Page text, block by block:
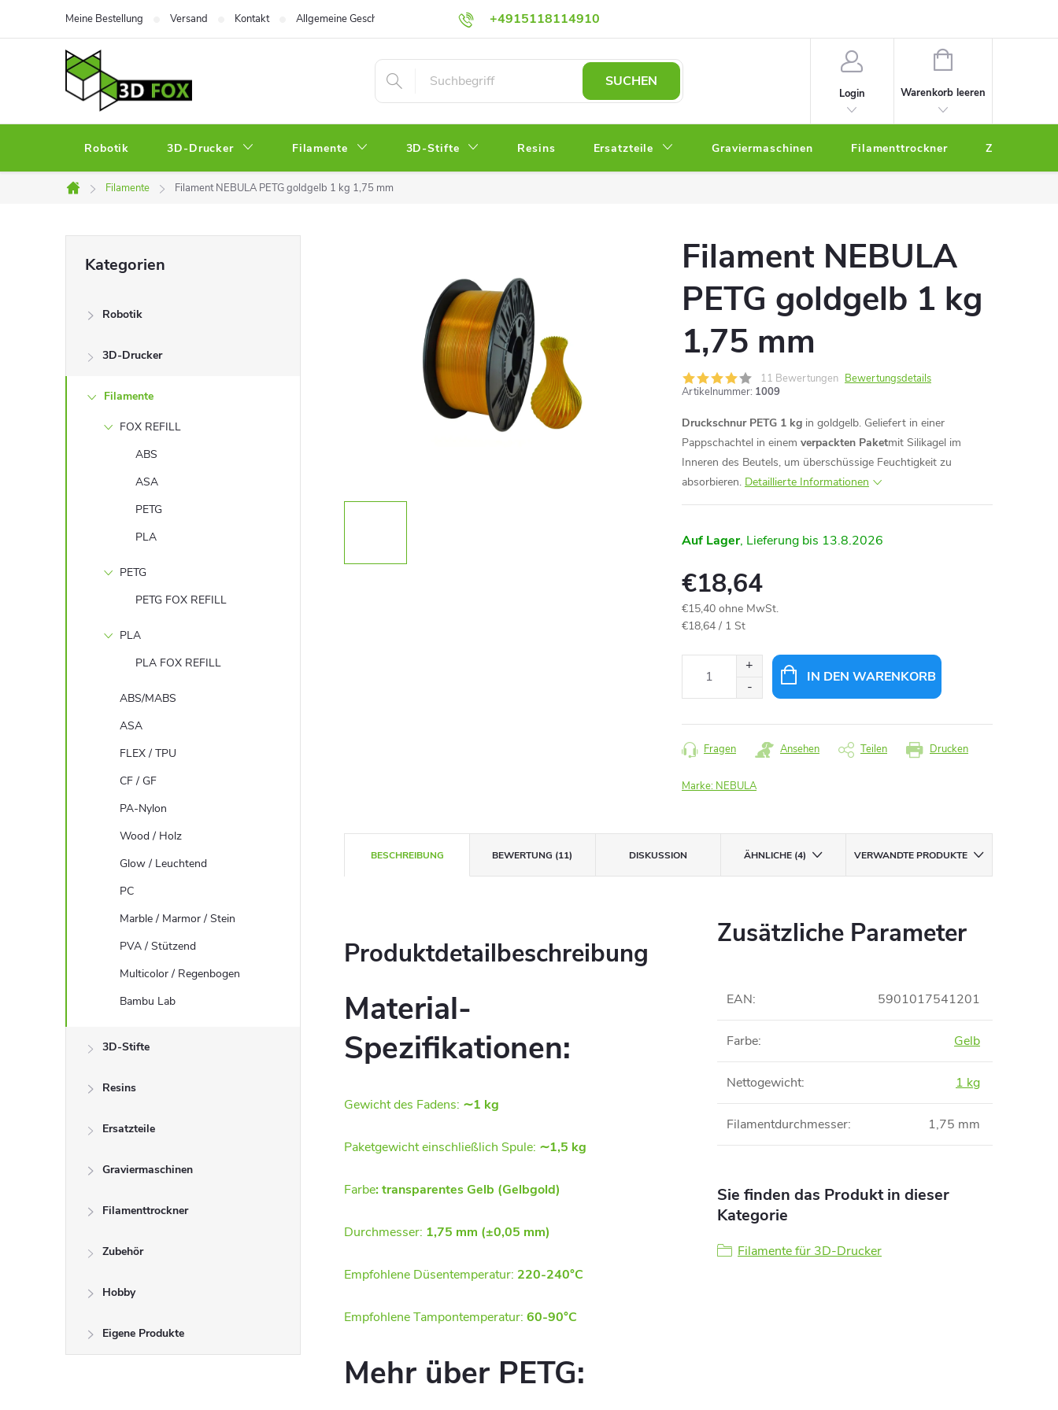
+4915118114910
shop@3dfoxshop.de
Meine Bestellung Versand Kontakt Allgemeine Geschäftsbedingungen Schutz personenbezogener Daten
SUCHEN
Login
WARENKORB
Warenkorb leeren
Robotik 3D-Drucker Filamente 3D-Stifte Resins Ersatzteile Graviermaschinen Filamenttrockner Zubehör
Startseite
Filamente Filament NEBULA PETG goldgelb 1 kg 1,75 mm
t
überspringen
Kategorien
Robotik
3D-Drucker
Filamente
FOX REFILL
ABS
ASA
PETG
PLA
PETG
PETG FOX REFILL
PLA
PLA FOX REFILL
ABS/MABS
ASA
FLEX / TPU
CF / GF
PA-Nylon
Wood / Holz
Glow / Leuchtend
PC
Marble / Marmor / Stein
PVA / Stützend
Multicolor / Regenbogen
Bambu Lab
3D-Stifte
Resins
Ersatzteile
Graviermaschinen
Filamenttrockner
Zubehör
Hobby
Eigene Produkte
Filament NEBULA
PETG goldgelb 1 kg
1,75 mm
11 Bewertungen Bewertungsdetails
Artikelnummer: 1009
Druckschnur PETG 1 kg in goldgelb. Geliefert in einer
Pappschachtel in einem verpackten Paketmit Silikagel im
Inneren des Beutels, um überschüssige Feuchtigkeit zu
absorbieren. Detaillierte Informationen
Auf Lager 13.8.2026
€18,64
€15,40 ohne MwSt.
Verkaufspreis:
€18,64 / 1 St
IN DEN WARENKORB
Drucken
Fragen Ansehen Teilen
Marke: NEBULA
BESCHREIBUNG BEWERTUNG (11) DISKUSSION ÄHNLICHE (4) VERWANDTE PRODUKTE
Produktdetailbeschreibung
Material-
Spezifikationen:
Gewicht des Fadens: ∼1 kg
Paketgewicht einschließlich Spule: ∼1,5 kg
Farbe: transparentes Gelb (Gelbgold)
Durchmesser: 1,75 mm (±0,05 mm)
Empfohlene Düsentemperatur: 220-240°C
Empfohlene Tampontemperatur: 60-90°C
Mehr über PETG:
Zusätzliche Parameter
EAN: 5901017541201
Farbe: Gelb
Nettogewicht: 1 kg
Filamentdurchmesser: 1,75 mm
Sie finden das Produkt in dieser
Kategorie
Filamente für 3D-Drucker